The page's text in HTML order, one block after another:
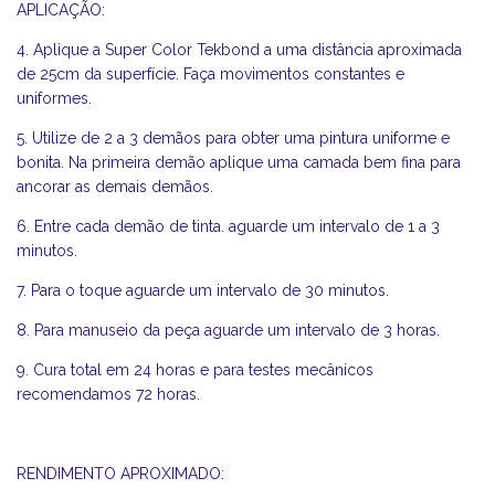
APLICAÇÃO:
4. Aplique a Super Color Tekbond a uma distância aproximada
de 25cm da superfície. Faça movimentos constantes e
uniformes.
5. Utilize de 2 a 3 demãos para obter uma pintura uniforme e
bonita. Na primeira demão aplique uma camada bem fina para
ancorar as demais demãos.
6. Entre cada demão de tinta. aguarde um intervalo de 1 a 3
minutos.
7. Para o toque aguarde um intervalo de 30 minutos.
8. Para manuseio da peça aguarde um intervalo de 3 horas.
9. Cura total em 24 horas e para testes mecânicos
recomendamos 72 horas.
RENDIMENTO APROXIMADO: